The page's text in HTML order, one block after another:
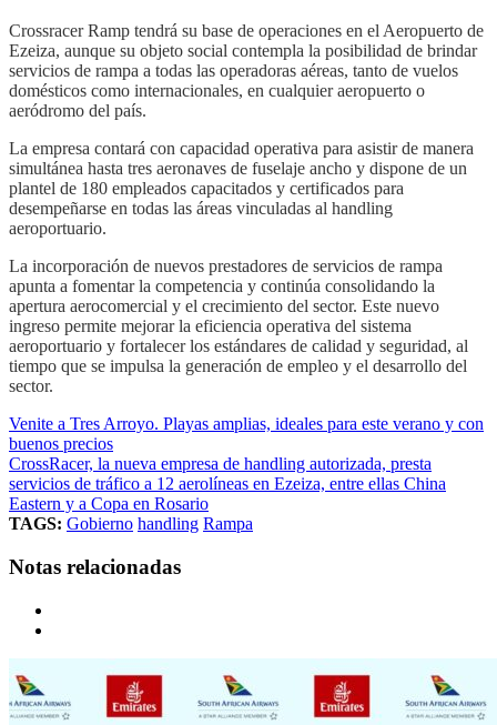
Crossracer Ramp tendrá su base de operaciones en el Aeropuerto de
Ezeiza, aunque su objeto social contempla la posibilidad de brindar
servicios de rampa a todas las operadoras aéreas, tanto de vuelos
domésticos como internacionales, en cualquier aeropuerto o
aeródromo del país.
La empresa contará con capacidad operativa para asistir de manera
simultánea hasta tres aeronaves de fuselaje ancho y dispone de un
plantel de 180 empleados capacitados y certificados para
desempeñarse en todas las áreas vinculadas al handling
aeroportuario.
La incorporación de nuevos prestadores de servicios de rampa
apunta a fomentar la competencia y continúa consolidando la
apertura aerocomercial y el crecimiento del sector. Este nuevo
ingreso permite mejorar la eficiencia operativa del sistema
aeroportuario y fortalecer los estándares de calidad y seguridad, al
tiempo que se impulsa la generación de empleo y el desarrollo del
sector.
Venite a Tres Arroyo. Playas amplias, ideales para este verano y con
buenos precios
CrossRacer, la nueva empresa de handling autorizada, presta
servicios de tráfico a 12 aerolíneas en Ezeiza, entre ellas China
Eastern y a Copa en Rosario
TAGS: Gobierno handling Rampa
Notas relacionadas